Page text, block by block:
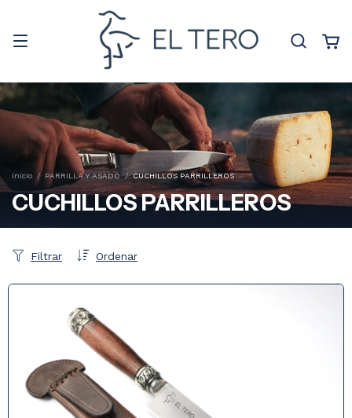
Inicio / PARRILLA Y ASADO / CUCHILLOS PARRILLEROS
CUCHILLOS PARRILLEROS
Ordenar
Filtrar